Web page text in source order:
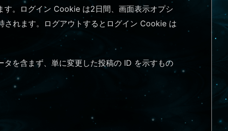
す。ログイン Cookie は2日間、画面表示オプシ
されます。ログアウトするとログイン Cookie は
を含まず、単に変更した投稿の ID を示すもの